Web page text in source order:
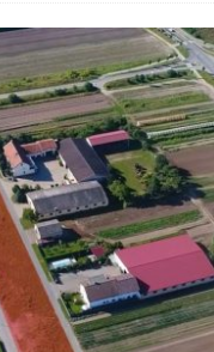
gehen aus…. IN EIGENER